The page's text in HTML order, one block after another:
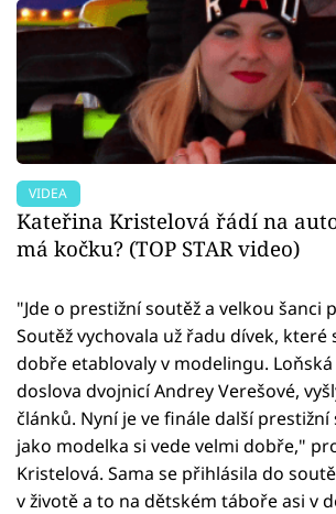
VIDEA
Kateřina Kristelová řádí na
má kočku? (TOP STAR video)
"Jde o prestižní soutěž a velkou šanci
Soutěž vychovala už řadu dívek, které
dobře etablovaly v modelingu. Loňská
doslova dvojnicí Andrey Verešové,
článků. Nyní je ve finále další prestižní
jako modelka si vede velmi dobře,"
Kristelová. Sama se přihlásila do
v životě a to na dětském táboře asi v